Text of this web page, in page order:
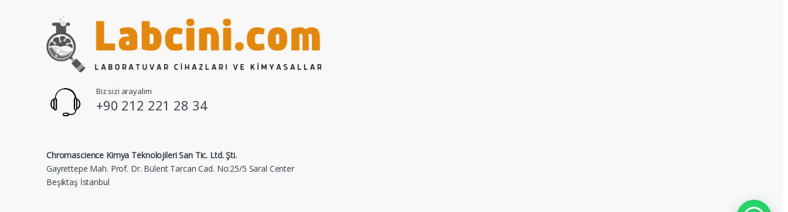
Biz sizi arayalım
+90 212 221 28 34
Chromascience Kimya Teknolojileri San Tic. Ltd. Şti.
Gayrettepe Mah. Prof. Dr. Bülent Tarcan Cad. No:25/5 Saral Center
Beşiktaş İstanbul